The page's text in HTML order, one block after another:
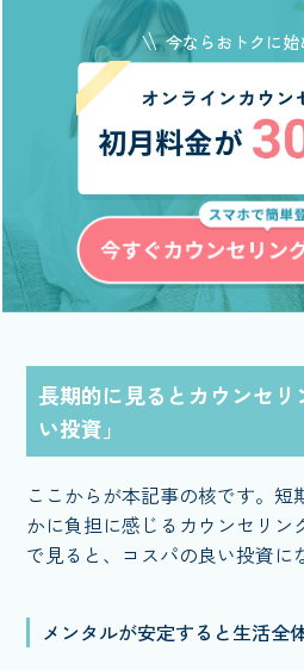
今ならおトクに始
長期的に見るとカウンセ
い投資」
ここからが本記事の核です。短
かに負担に感じるカウンセリン
で見ると、コスパの良い投資に
メンタルが安定すると生活全